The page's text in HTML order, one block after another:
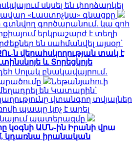
սկսել են փորձարկել
«Լաստոչկա» գնացքը
գտնվող գործարանում. կա զոհ
երկրաշարժ է տեղի
են սահմանվել այսօր՝
ն վերահսկողության տակ է
և Տորեցկոյե
Սոլակ բնակավայրում․
Նեթանյահուի
են Կատարին՝
վտանգող տվյալներ
պապը կոչ է արել
պատերազմը
կօգնի ԱՄՆ-ին Իրանի վրա
կդառնա իրանական